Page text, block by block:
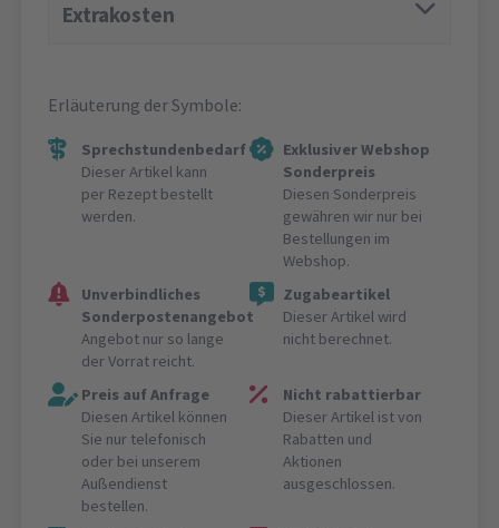
Extrakosten
Erläuterung der Symbole:
Sprechstundenbedarf
Dieser Artikel kann
per Rezept bestellt
werden.
Exklusiver Webshop
Sonderpreis
Diesen Sonderpreis
gewähren wir nur bei
Bestellungen im
Webshop.
Unverbindliches
Sonderpostenangebot
Angebot nur so lange
der Vorrat reicht.
Zugabeartikel
Dieser Artikel wird
nicht berechnet.
Preis auf Anfrage
Diesen Artikel können
Sie nur telefonisch
oder bei unserem
Außendienst
bestellen.
Nicht rabattierbar
Dieser Artikel ist von
Rabatten und
Aktionen
ausgeschlossen.